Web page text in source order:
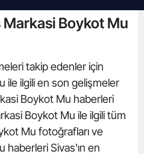
Boykot Mu
takip edenler için
ile ilgili en son gelişmeler
Boykot Mu haberleri
Boykot Mu ile ilgili tüm
Mu fotoğrafları ve
haberleri Sivas'ın en